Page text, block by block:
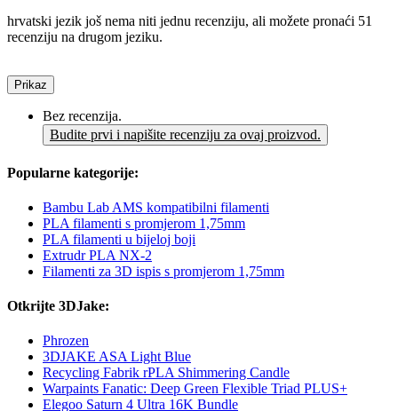
hrvatski jezik još nema niti jednu recenziju, ali možete pronaći 51
recenziju na drugom jeziku.
Prikaz
Bez recenzija.
Budite prvi i napišite recenziju za ovaj proizvod.
Popularne kategorije:
Bambu Lab AMS kompatibilni filamenti
PLA filamenti s promjerom 1,75mm
PLA filamenti u bijeloj boji
Extrudr PLA NX-2
Filamenti za 3D ispis s promjerom 1,75mm
Otkrijte 3DJake:
Phrozen
3DJAKE ASA Light Blue
Recycling Fabrik rPLA Shimmering Candle
Warpaints Fanatic: Deep Green Flexible Triad PLUS+
Elegoo Saturn 4 Ultra 16K Bundle